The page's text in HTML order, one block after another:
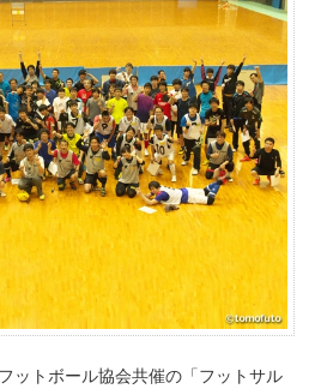
ットボール協会共催の「フットサル